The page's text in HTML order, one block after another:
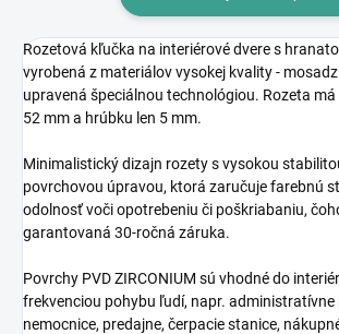
Rozetová kľučka na interiérové dvere s
vyrobená z materiálov vysokej kvality -
upravená špeciálnou technológiou. Rozeta
52 mm a hrúbku len 5 mm.
Minimalistický dizajn rozety s vysokou
povrchovou úpravou, ktorá zaručuje farebnú
odolnosť voči opotrebeniu či poškriabaniu,
garantovaná 30-ročná záruka.
Povrchy PVD ZIRCONIUM sú vhodné do
frekvenciou pohybu ľudí, napr. administratívne
nemocnice, predajne, čerpacie stanice,